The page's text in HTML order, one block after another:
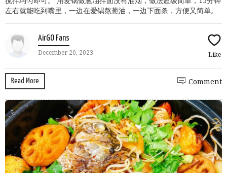
左右就能吃到嘴里，一边在爱锅熬葱油，一边下面条，方便又简单。
AirGO Fans
December 20, 2023 Like
Read More Comment